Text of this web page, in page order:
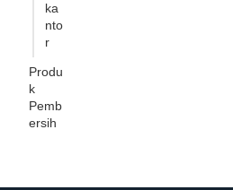
ka
nto
r
Produ
k
Pemb
ersih